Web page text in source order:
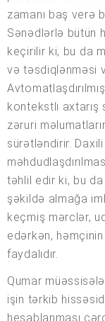
zamanı baş verə
Sənədlərlə bütün
keçirilir ki, bu da
və təsdiqlənməsi
kontekstli axtarış
zəruri
sürətləndirir.
təhlil edir ki, bu
şəkildə almağa
keçmiş mərclər,
edərkən,
faydalıdır.
Qumar
işin tərkib
hesablanması